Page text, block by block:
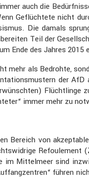
auch die
Geflüch­tete nicht
Die damals
Teil der
Ende des Jahres 2015
als Bedrohte,
der
Flücht­linge
immer mehr zu
Bereich von
Refou­le­ment
Mittel­meer sind
führen